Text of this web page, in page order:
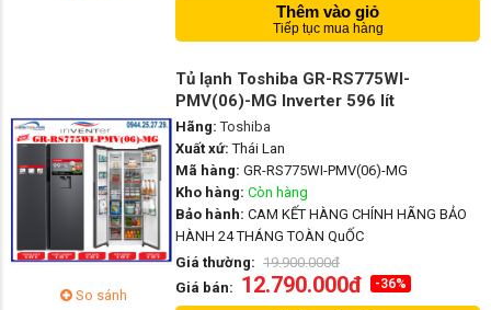
Thêm vào giỏ
Tiếp tục mua hàng
So sánh
Tủ lạnh Toshiba GR-RS775WI-
PMV(06)-MG Inverter 596 lít
Hãng: Toshiba
Xuất xứ: Thái Lan
Mã hàng: GR-RS775WI-PMV(06)-MG
Kho hàng: Còn hàng
Bảo hành: CAM KẾT HÀNG CHÍNH HÃNG BẢO
HÀNH 24 THÁNG TOÀN QuỐC
Giá thường: 19.900.000đ
Giá bán: 12.790.000đ -36%